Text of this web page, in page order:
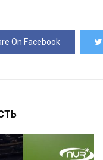
On Facebook